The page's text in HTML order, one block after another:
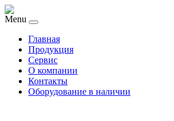
Menu
Главная
Продукция
Сервис
О компании
Контакты
Оборудование в наличии